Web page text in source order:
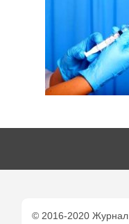
© 2016-2020 Журнал